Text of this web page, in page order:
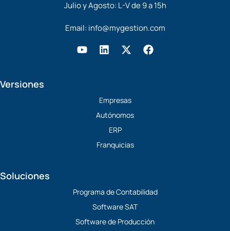
Julio y Agosto: L-V de 9 a 15h
Email: info@mygestion.com
Y L
d
i
n
X
t
t
e
F
a
Versiones
Empresas
Autónomos
ERP
Franquicias
Soluciones
Programa de Contabilidad
Software SAT
Software de Producción